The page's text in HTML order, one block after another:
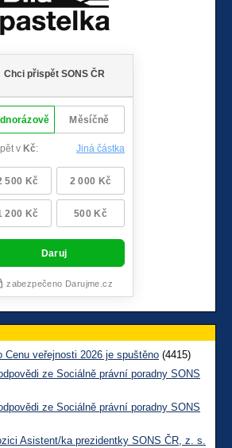
Cenu veřejnosti 2026 je spuštěno (4415)
ze Sociálně právní poradny SONS
ze Sociálně právní poradny SONS
Asistent/ka prezidentky SONS ČR, z. s.